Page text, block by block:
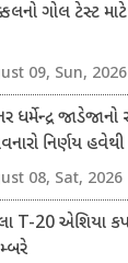
ગોલ ટેસ્ટ
09, Sun, 2026
ધર્મેન્દ્ર જાડેજાનો
નિર્ણય
ક્રિકેટ રમશે
08, Sat, 2026
T-20 એશિયા